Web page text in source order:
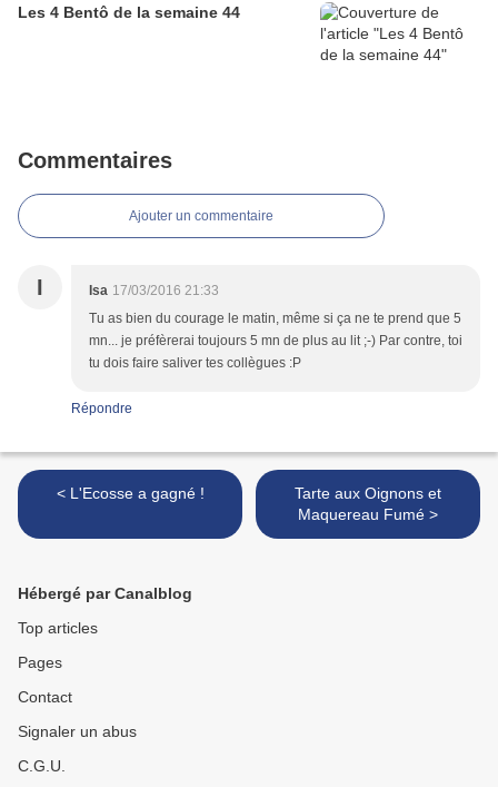
Les 4 Bentô de la semaine 44
Commentaires
Ajouter un commentaire
I Isa 17/03/2016 21:33
Tu as bien du courage le matin, même si ça ne te prend que 5
mn... je préfèrerai toujours 5 mn de plus au lit ;-) Par contre, toi
tu dois faire saliver tes collègues :P
Répondre
< L'Ecosse a gagné !
Tarte aux Oignons et
Maquereau Fumé >
Hébergé par Canalblog
Top articles
Pages
Contact
Signaler un abus
C.G.U.